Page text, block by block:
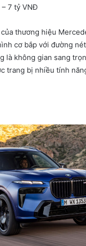
– 7 tỷ VNĐ
thương hiệu
cơ bắp với đường
là không gian sang
trang bị nhiều tính